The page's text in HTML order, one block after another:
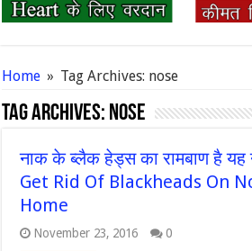
Home » Tag Archives: nose
Tag Archives: nose
नाक के ब्लैक हेड्स का रामबाण है
Get Rid Of Blackheads On
Home
November 23, 2016 0